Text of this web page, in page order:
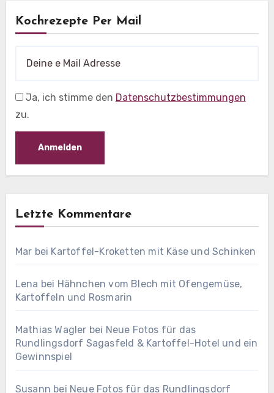
Kochrezepte Per Mail
Ja, ich stimme den Datenschutzbestimmungen
zu.
Letzte Kommentare
Mar bei Kartoffel-Kroketten mit Käse und Schinken
Lena bei Hähnchen vom Blech mit Ofengemüse,
Kartoffeln und Rosmarin
Mathias Wagler bei Neue Fotos für das
Rundlingsdorf Sagasfeld & Kartoffel-Hotel und ein
Gewinnspiel
Susann bei Neue Fotos für das Rundlingsdorf